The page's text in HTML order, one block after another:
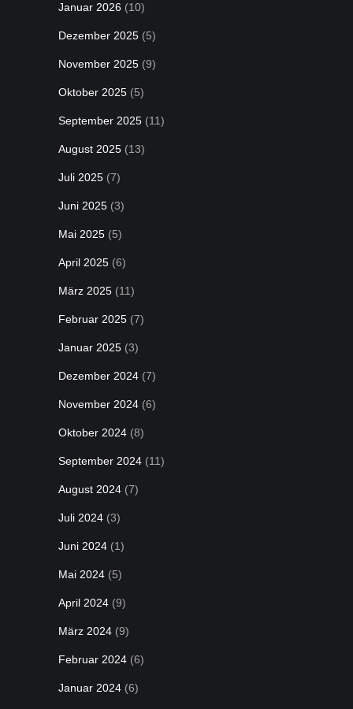
Januar 2026 (10)
Dezember 2025 (5)
November 2025 (9)
Oktober 2025 (5)
September 2025 (11)
August 2025 (13)
Juli 2025 (7)
Juni 2025 (3)
Mai 2025 (5)
April 2025 (6)
März 2025 (11)
Februar 2025 (7)
Januar 2025 (3)
Dezember 2024 (7)
November 2024 (6)
Oktober 2024 (8)
September 2024 (11)
August 2024 (7)
Juli 2024 (3)
Juni 2024 (1)
Mai 2024 (5)
April 2024 (9)
März 2024 (9)
Februar 2024 (6)
Januar 2024 (6)